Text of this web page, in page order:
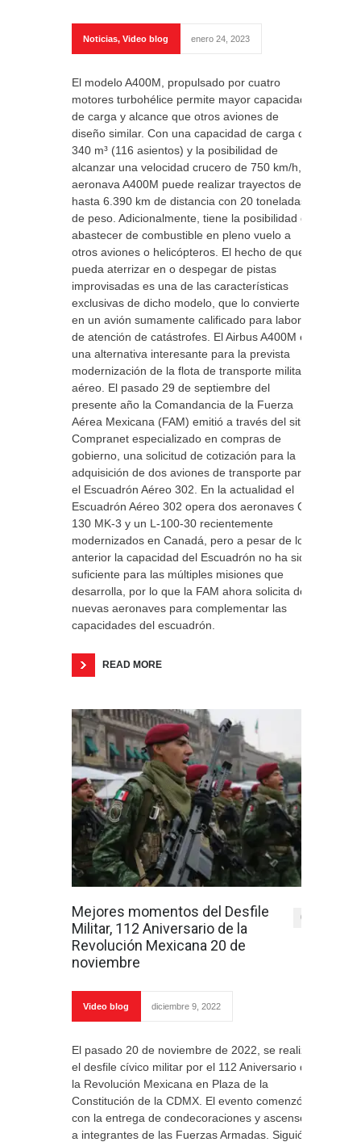
Noticias, Video blog enero 24, 2023
El modelo A400M, propulsado por cuatro
motores turbohélice permite mayor capacidad
de carga y alcance que otros aviones de
diseño similar. Con una capacidad de carga de
340 m³ (116 asientos) y la posibilidad de
alcanzar una velocidad crucero de 750 km/h, la
aeronava A400M puede realizar trayectos de
hasta 6.390 km de distancia con 20 toneladas
de peso. Adicionalmente, tiene la posibilidad de
abastecer de combustible en pleno vuelo a
otros aviones o helicópteros. El hecho de que
pueda aterrizar en o despegar de pistas
improvisadas es una de las características
exclusivas de dicho modelo, que lo convierte
en un avión sumamente calificado para labores
de atención de catástrofes. El Airbus A400M es
una alternativa interesante para la prevista
modernización de la flota de transporte militar
aéreo. El pasado 29 de septiembre del
presente año la Comandancia de la Fuerza
Aérea Mexicana (FAM) emitió a través del sitio
Compranet especializado en compras de
gobierno, una solicitud de cotización para la
adquisición de dos aviones de transporte para
el Escuadrón Aéreo 302. En la actualidad el
Escuadrón Aéreo 302 opera dos aeronaves C-
130 MK-3 y un L-100-30 recientemente
modernizados en Canadá, pero a pesar de lo
anterior la capacidad del Escuadrón no ha sido
suficiente para las múltiples misiones que
desarrolla, por lo que la FAM ahora solicita dos
nuevas aeronaves para complementar las
capacidades del escuadrón.
READ MORE
Mejores momentos del Desfile
Militar, 112 Aniversario de la
Revolución Mexicana 20 de
noviembre
0
Video blog diciembre 9, 2022
El pasado 20 de noviembre de 2022, se realizó
el desfile cívico militar por el 112 Aniversario de
la Revolución Mexicana en Plaza de la
Constitución de la CDMX. El evento comenzó
con la entrega de condecoraciones y ascensos
a integrantes de las Fuerzas Armadas. Siguió